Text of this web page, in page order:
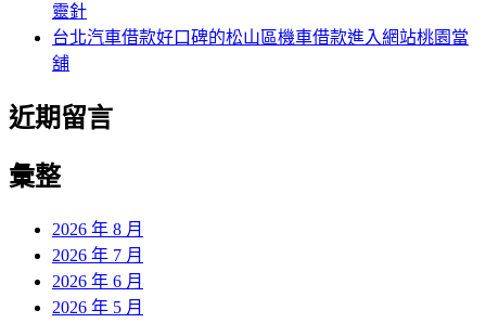
靈針
台北汽車借款好口碑的松山區機車借款進入網站桃園當
舖
近期留言
彙整
2026 年 8 月
2026 年 7 月
2026 年 6 月
2026 年 5 月